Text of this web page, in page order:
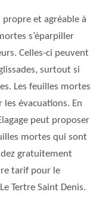
et agréable à
s’éparpiller
Celles-ci peuvent
surtout si
Les feuilles mortes
évacuations. En
peut proposer
mortes qui sont
gratuitement
tarif pour le
Tertre Saint Denis.